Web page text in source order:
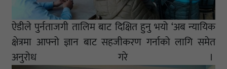
ऐडीले पुर्नताजगी तालिम बाट दिक्षित हुनु भयो ‘अब न्यायिक
क्षेत्रमा आफ्नो ज्ञान बाट सहजीकरण गर्नाको लागि समेत
अनुरोध गरे ।